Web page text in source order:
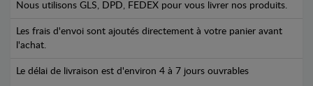
Nous utilisons GLS, DPD, FEDEX pour vous livrer nos produits.
Les frais d'envoi sont ajoutés directement à votre panier avant
l'achat.
Le délai de livraison est d'environ 4 à 7 jours ouvrables